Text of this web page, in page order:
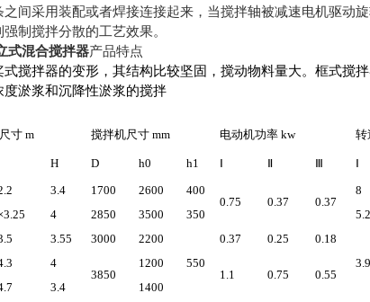
间采用装配或者焊接连接起来，当搅拌轴被减速电机驱动
制搅拌分散的工艺效果。
式混合搅拌器产品特点
搅拌器的变形，其结构比较坚固，搅动物料量大。框式搅
淤浆和沉降性淤浆的搅拌
寸 m 搅拌机尺寸 mm 电动机功率 kw 转
H D h0 h1 Ⅰ Ⅱ Ⅲ Ⅰ
3.4 1700 2600
400
0.75
0.37 0.37
8
4 2850 3500 350 5.2
3.55 3000
2200
550
0.37 0.25
0.18
3.9
4
3850
1200
1.1
0.75 0.55
3.4 1400